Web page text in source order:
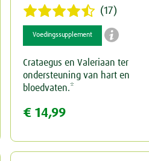
(17)
Voedingssupplement 
Crataegus en Valeriaan ter
ondersteuning van hart en
bloedvaten.*
€ 14,99